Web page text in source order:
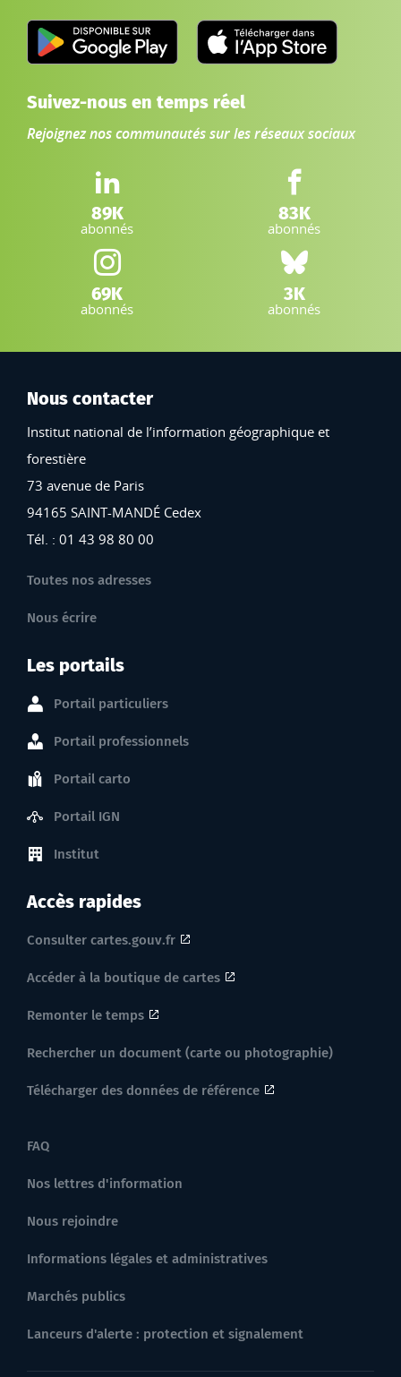
Suivez-nous en temps réel
Rejoignez nos communautés sur les réseaux sociaux
LinkedIn IGN :
89K
abonnés
Facebook IGN :
83K
abonnés
Instagram IGN :
69K
abonnés
Bluesky :
3K
abonnés
Nous contacter
Institut national de l’information géographique et
forestière
73 avenue de Paris
94165 SAINT-MANDÉ Cedex
Tél. : 01 43 98 80 00
Toutes nos adresses
Nous écrire
Les portails
Portail particuliers
Portail professionnels
Portail carto
Portail IGN
Institut
Accès rapides
Consulter cartes.gouv.fr
Accéder à la boutique de cartes
Remonter le temps
Rechercher un document (carte ou photographie)
Télécharger des données de référence
FAQ
Nos lettres d'information
Nous rejoindre
Informations légales et administratives
Marchés publics
Lanceurs d'alerte : protection et signalement